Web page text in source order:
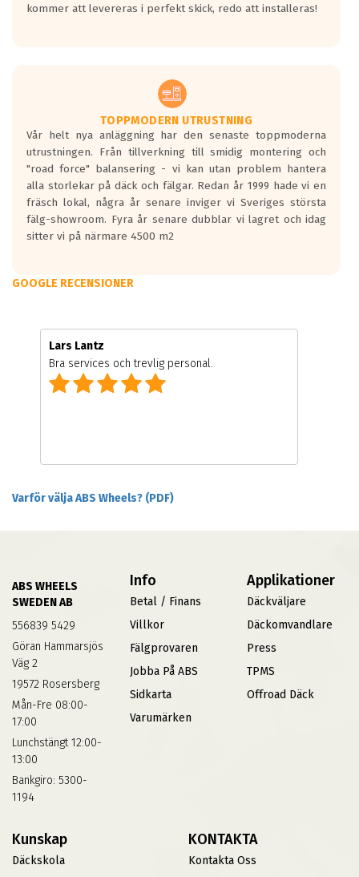
kommer att levereras i perfekt skick, redo att installeras!
TOPPMODERN UTRUSTNING
Vår helt nya anläggning har den senaste toppmoderna
utrustningen. Från tillverkning till smidig montering och
"road force" balansering - vi kan utan problem hantera
alla storlekar på däck och fälgar. Redan år 1999 hade vi en
fräsch lokal, några år senare inviger vi Sveriges största
fälg-showroom. Fyra år senare dubblar vi lagret och idag
sitter vi på närmare 4500 m2
GOOGLE RECENSIONER
Lars Lantz
Bra services och trevlig personal.
Varför välja ABS Wheels? (PDF)
ABS WHEELS
SWEDEN AB
556839 5429
Göran Hammarsjös
Väg 2
19572 Rosersberg
Mån-Fre 08:00-
17:00
Lunchstängt 12:00-
13:00
Bankgiro: 5300-
1194
Info
Betal / Finans
Villkor
Fälgprovaren
Jobba På ABS
Sidkarta
Varumärken
Applikationer
Däckväljare
Däckomvandlare
Press
TPMS
Offroad Däck
Kunskap
Däckskola
KONTAKTA
Kontakta Oss